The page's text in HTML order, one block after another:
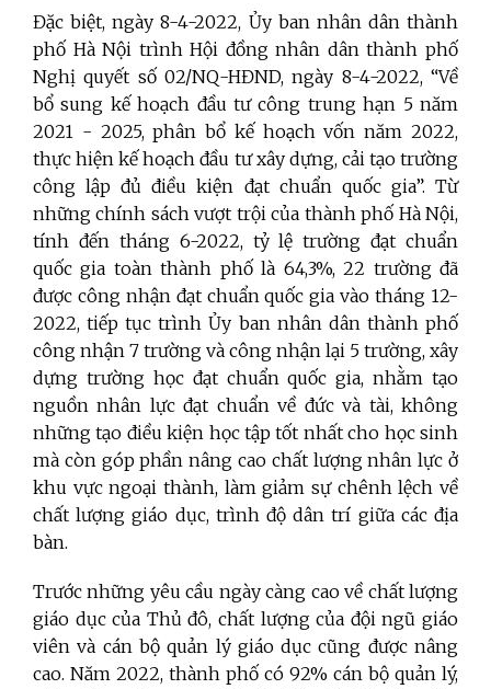
Đặc biệt, ngày 8-4-2022, Ủy ban nhân dân thành
phố Hà Nội trình Hội đồng nhân dân thành phố
Nghị quyết số 02/NQ-HĐND, ngày 8-4-2022, “Về
bổ sung kế hoạch đầu tư công trung hạn 5 năm
2021 - 2025, phân bổ kế hoạch vốn năm 2022,
thực hiện kế hoạch đầu tư xây dựng, cải tạo trường
công lập đủ điều kiện đạt chuẩn quốc gia”. Từ
những chính sách vượt trội của thành phố Hà Nội,
tính đến tháng 6-2022, tỷ lệ trường đạt chuẩn
quốc gia toàn thành phố là 64,3%, 22 trường đã
được công nhận đạt chuẩn quốc gia vào tháng 12-
2022, tiếp tục trình Ủy ban nhân dân thành phố
công nhận 7 trường và công nhận lại 5 trường, xây
dựng trường học đạt chuẩn quốc gia, nhằm tạo
nguồn nhân lực đạt chuẩn về đức và tài, không
những tạo điều kiện học tập tốt nhất cho học sinh
mà còn góp phần nâng cao chất lượng nhân lực ở
khu vực ngoại thành, làm giảm sự chênh lệch về
chất lượng giáo dục, trình độ dân trí giữa các địa
bàn.
Trước những yêu cầu ngày càng cao về chất lượng
giáo dục của Thủ đô, chất lượng của đội ngũ giáo
viên và cán bộ quản lý giáo dục cũng được nâng
cao. Năm 2022, thành phố có 92% cán bộ quản lý,